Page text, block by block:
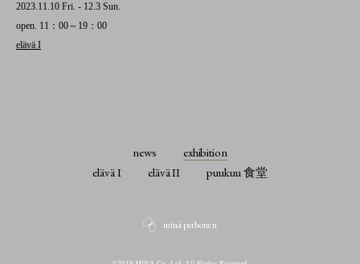
2023.11.10 Fri. - 12.3 Sun.
open. 11：00～19：00
elävä I
news
exhibition
elävä I
elävä II puukuu 食堂
minä perhonen